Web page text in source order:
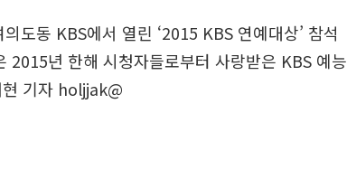
도동 KBS에서 열린 ‘2015 KBS 연예대상’ 참석
2015년 한해 시청자들로부터 사랑받은 KBS 예능
기자 holjjak@